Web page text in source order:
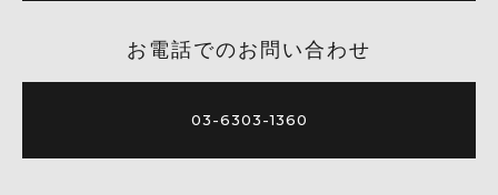
お電話でのお問い合わせ
03-6303-1360